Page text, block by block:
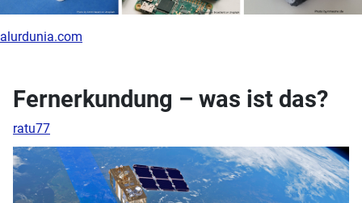
alurdunia.com
Fernerkundung – was ist das?
ratu77